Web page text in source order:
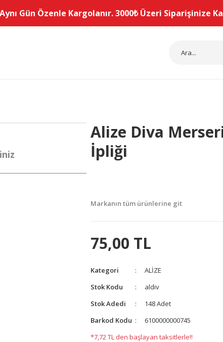
Gün Özenle Kargolanır. 3000₺ Üzeri Siparişinize
Alize Diva
İpliği
Markanın tüm ürünlerine git
75,00 TL
Kategori
ALİZE
Stok Kodu
aldiv
Stok Adedi
148 Adet
Barkod Kodu
6100000000745
*7,72 TL den başlayan taksitlerle!!